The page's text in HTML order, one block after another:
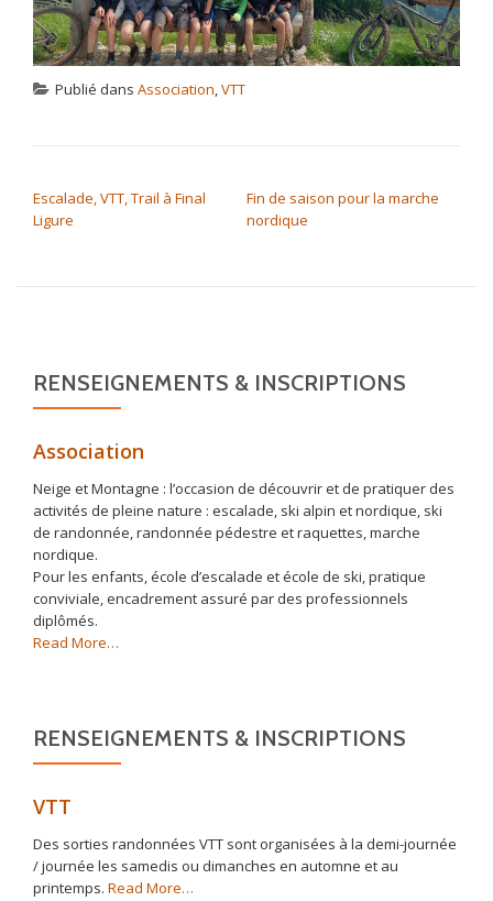
Publié dans Association,VTT
Escalade, VTT, Trail à Final
Ligure
Fin de saison pour la marche
nordique
RENSEIGNEMENTS & INSCRIPTIONS
Association
Neige et Montagne : l’occasion de découvrir et de pratiquer des
activités de pleine nature : escalade, ski alpin et nordique, ski
de randonnée, randonnée pédestre et raquettes, marche
nordique.
Pour les enfants, école d’escalade et école de ski, pratique
conviviale, encadrement assuré par des professionnels
diplômés.
Read Moreabout
…
RENSEIGNEMENTS & INSCRIPTIONS
VTT
Des sorties randonnées VTT sont organisées à la demi-journée
/ journée les samedis ou dimanches en automne et au
printemps. Read Moreabout
…